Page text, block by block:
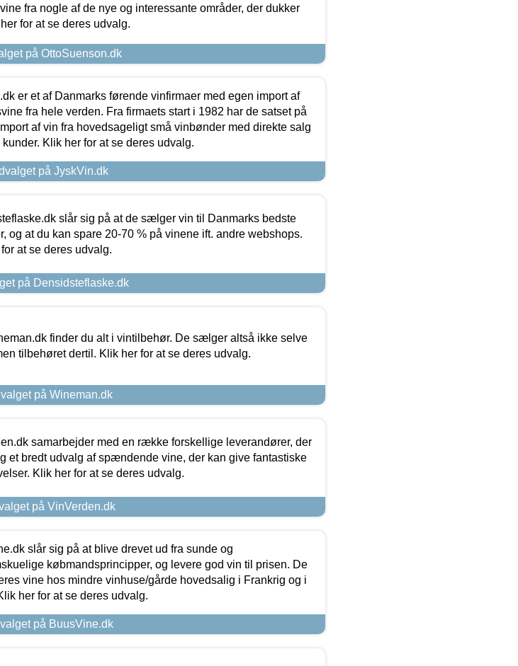
fra nogle af de nye og interessante områder, der dukker
for at se deres udvalg.
på OttoSuenson.dk
er et af Danmarks førende vinfirmaer med egen import af
fra hele verden. Fra firmaets start i 1982 har de satset på
af vin fra hovedsageligt små vinbønder med direkte salg
Klik her for at se deres udvalg.
på JyskVin.dk
slår sig på at de sælger vin til Danmarks bedste
og at du kan spare 20-70 % på vinene ift. andre webshops.
at se deres udvalg.
på Densidsteflaske.dk
finder du alt i vintilbehør. De sælger altså ikke selve
tilbehøret dertil. Klik her for at se deres udvalg.
på Wineman.dk
samarbejder med en række forskellige leverandører, der
et bredt udvalg af spændende vine, der kan give fantastiske
Klik her for at se deres udvalg.
på VinVerden.dk
slår sig på at blive drevet ud fra sunde og
købmandsprincipper, og levere god vin til prisen. De
vine hos mindre vinhuse/gårde hovedsalig i Frankrig og i
her for at se deres udvalg.
på BuusVine.dk